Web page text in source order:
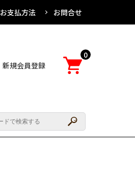
お支払方法 お問合せ
新規会員登録
0